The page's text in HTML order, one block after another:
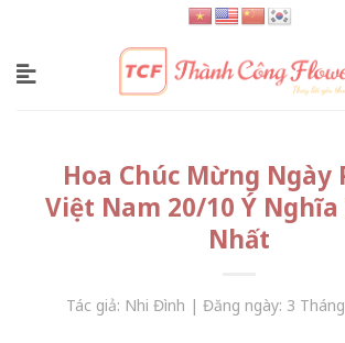
content
Hoa Chúc Mừng Ngày
Việt Nam 20/10 Ý
Nhất
Tác giả: Nhi Đình | Đăng ngày: 3